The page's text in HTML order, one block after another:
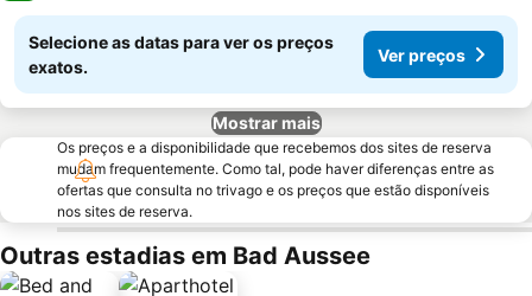
Selecione as datas para ver os preços
exatos.
Ver preços
Mostrar mais
Os preços e a disponibilidade que recebemos dos sites de reserva
mudam frequentemente. Como tal, pode haver diferenças entre as
ofertas que consulta no trivago e os preços que estão disponíveis
nos sites de reserva.
Outras estadias em Bad Aussee